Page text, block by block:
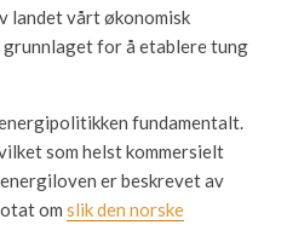
landet vårt økonomisk
for å etablere tung
fundamentalt.
som helst kommersielt
er beskrevet av
om slik den norske